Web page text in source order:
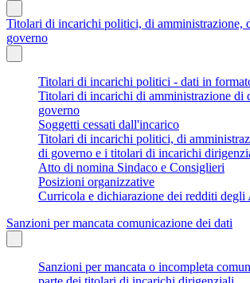
Titolari di incarichi politici, di amministrazione,
governo
Titolari di incarichi politici - dati in
Titolari di incarichi di amministrazione di
governo
Soggetti cessati dall'incarico
Titolari di incarichi politici, di
di governo e i titolari di incarichi
Atto di nomina Sindaco e Consiglieri
Posizioni organizzative
Curricola e dichiarazione dei redditi degli
Sanzioni per mancata comunicazione dei dati
Sanzioni per mancata o incompleta